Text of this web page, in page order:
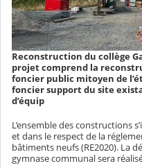
Reconstruction du collège
projet comprend la
foncier public mitoyen de
foncier support du site
d’équip
L’ensemble des constructions
et dans le respect de la
bâtiments neufs (RE2020). La
gymnase communal sera